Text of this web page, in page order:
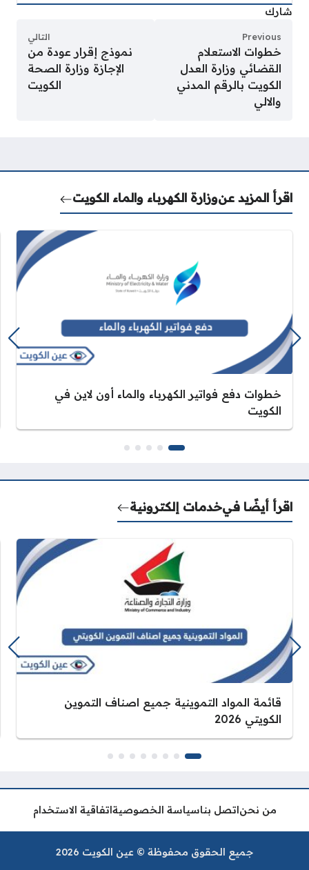
شارك
Previous
خطوات الاستعلام
القضائي وزارة العدل
الكويت بالرقم المدني
والالي
التالي
نموذج إقرار عودة من
الإجازة وزارة الصحة
الكويت
اقرأ المزيد عنوزارة الكهرباء والماء الكويت
خطوات دفع فواتير الكهرباء والماء أون لاين في
الكويت
اقرأ أيضًا فيخدمات إلكترونية
قائمة المواد التموينية جميع اصناف التموين
الكويتي 2026
من نحن اتصل بناسياسة الخصوصية اتفاقية الاستخدام
جميع الحقوق محفوظة © عين الكويت 2026